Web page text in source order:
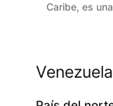
Caribe, es